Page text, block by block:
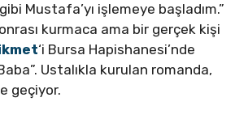
Mustafa’yı işlemeye başladım.”
kurmaca ama bir gerçek kişi
‘i Bursa Hapishanesi’nde
Ustalıkla kurulan romanda,
geçiyor.